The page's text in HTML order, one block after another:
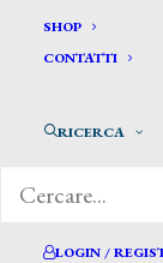
SHOP
CONTATTI
RICERCA
LOGIN /